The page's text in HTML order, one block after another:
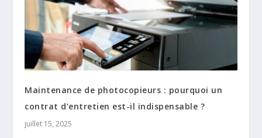
Maintenance de photocopieurs : pourquoi un
contrat d’entretien est-il indispensable ?
juillet 15, 2025